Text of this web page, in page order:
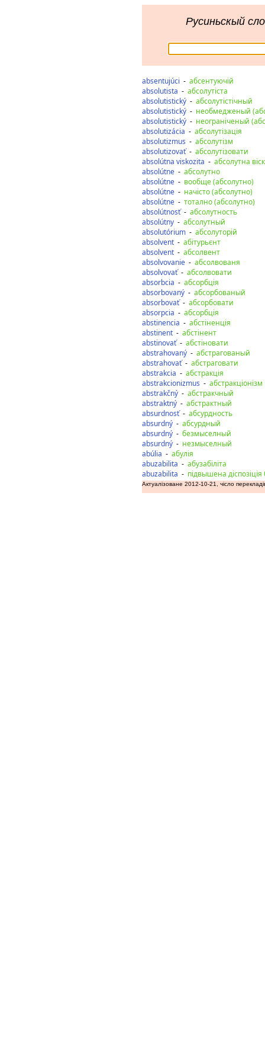
Русиньскый
absentujúci - абсентуючій
absolutista - абсолутіста
absolutistický - абсолутістічный
absolutistický - необмедженый
absolutistický - неограніченый
absolutizácia - абсолутізація
absolutizmus - абсолутізм
absolutizovať- абсолутізовати
absolútna viskozita - абсолутна
absolútne - абсолутно
absolútne - вообще (абсолутно)
absolútne - начісто (абсолутно)
absolútne - тотално (абсолутно)
absolútnosť- абсолутность
absolútny - абсолутный
absolutórium - абсолуторій
absolvent - абітурьєнт
absolvent - абсолвент
absolvovanie - абсолвованя
absolvovať- абсолвовати
absorbcia - абсорбція
absorbovaný - абсорбованый
absorbovať- абсорбовати
absorpcia - абсорбція
abstinencia - абстіненція
abstinent - абстінент
abstinovať- абстіновати
abstrahovaný - абстрагованый
abstrahovať- абстраговати
abstrakcia - абстракція
abstrakcionizmus - абстракціонізм
abstrakčný - абстракчный
abstraktný - абстрактный
absurdnosť- абсурдность
absurdný - абсурдный
absurdný - безмыселный
absurdný - незмыселный
abúlia - абулія
abuzabilita - абузабіліта
abuzabilita - підвышена
Актуалізоване 2012-10-21, чісло